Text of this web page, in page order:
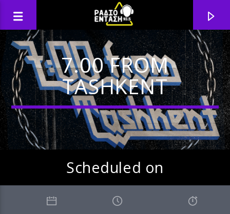
7.00 FROM
TASHKENT
Scheduled on